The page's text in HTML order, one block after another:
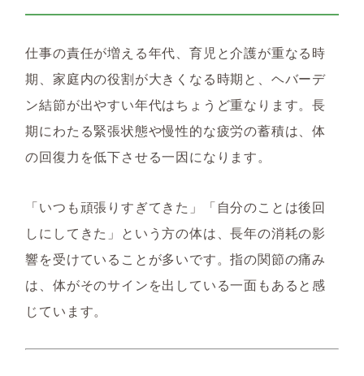
仕事の責任が増える年代、育児と介護が重なる時
期、家庭内の役割が大きくなる時期と、ヘバーデ
ン結節が出やすい年代はちょうど重なります。長
期にわたる緊張状態や慢性的な疲労の蓄積は、体
の回復力を低下させる一因になります。
「いつも頑張りすぎてきた」「自分のことは後回
しにしてきた」という方の体は、長年の消耗の影
響を受けていることが多いです。指の関節の痛み
は、体がそのサインを出している一面もあると感
じています。